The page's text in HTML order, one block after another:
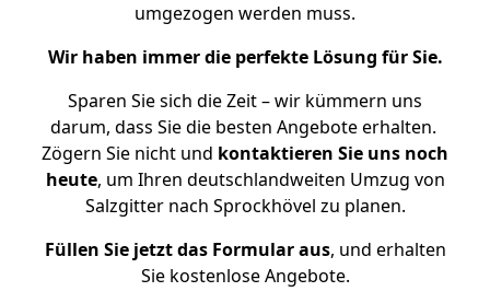
umgezogen werden muss.
Wir haben immer die perfekte Lösung für Sie.
Sparen Sie sich die Zeit – wir kümmern uns
darum, dass Sie die besten Angebote erhalten.
Zögern Sie nicht und kontaktieren Sie uns noch
heute, um Ihren deutschlandweiten Umzug von
Salzgitter nach Sprockhövel zu planen.
Füllen Sie jetzt das Formular aus, und erhalten
Sie kostenlose Angebote.